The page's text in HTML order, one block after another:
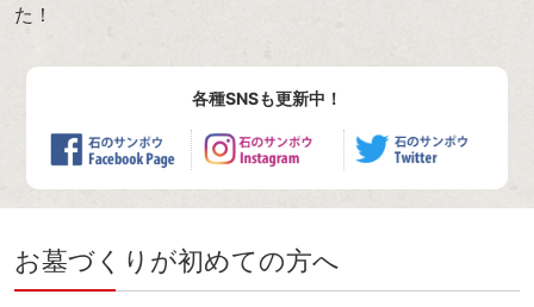
た！
各種SNSも更新中！
お墓づくりが初めての方へ